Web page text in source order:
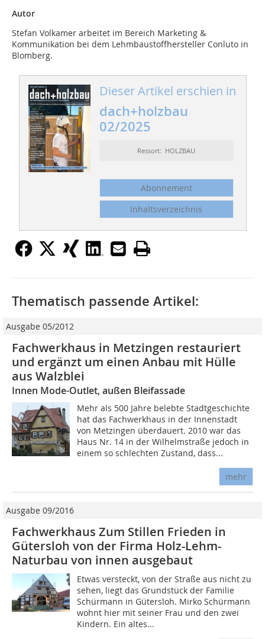
Autor
Stefan Volkamer arbeitet im Bereich Marketing &
Kommunikation bei dem Lehmbaustoffhersteller Conluto in
Blomberg.
Dieser Artikel erschien in
dach+holzbau
02/2025
Ressort: HOLZBAU
Abonnement
Inhaltsverzeichnis
Thematisch passende Artikel:
Ausgabe 05/2012
Fachwerkhaus in Metzingen restauriert
und ergänzt um einen Anbau mit Hülle
aus Walzblei
Innen Mode-Outlet, außen Bleifassade
Mehr als 500 Jahre belebte Stadtgeschichte
hat das Fachwerkhaus in der Innenstadt
von Metzingen überdauert. 2010 war das
Haus Nr. 14 in der Wilhelmstraße jedoch in
einem so schlechten Zustand, dass...
mehr
Ausgabe 09/2016
Fachwerkhaus Zum Stillen Frieden in
Gütersloh von der Firma Holz-Lehm-
Naturbau von innen ausgebaut
Etwas versteckt, von der Straße aus nicht zu
sehen, liegt das Grundstück der Familie
Schürmann in Gütersloh. Mirko Schürmann
wohnt hier mit seiner Frau und den zwei
Kindern. Ein altes...